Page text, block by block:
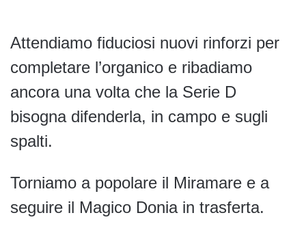
Attendiamo fiduciosi nuovi rinforzi per
completare l’organico e ribadiamo
ancora una volta che la Serie D
bisogna difenderla, in campo e sugli
spalti.
Torniamo a popolare il Miramare e a
seguire il Magico Donia in trasferta.